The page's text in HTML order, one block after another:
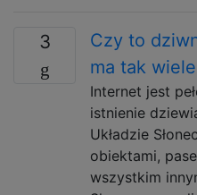
3
Czy to
ma tak
Internet jest
istnienie
Układzie
obiektami,
wszystkim